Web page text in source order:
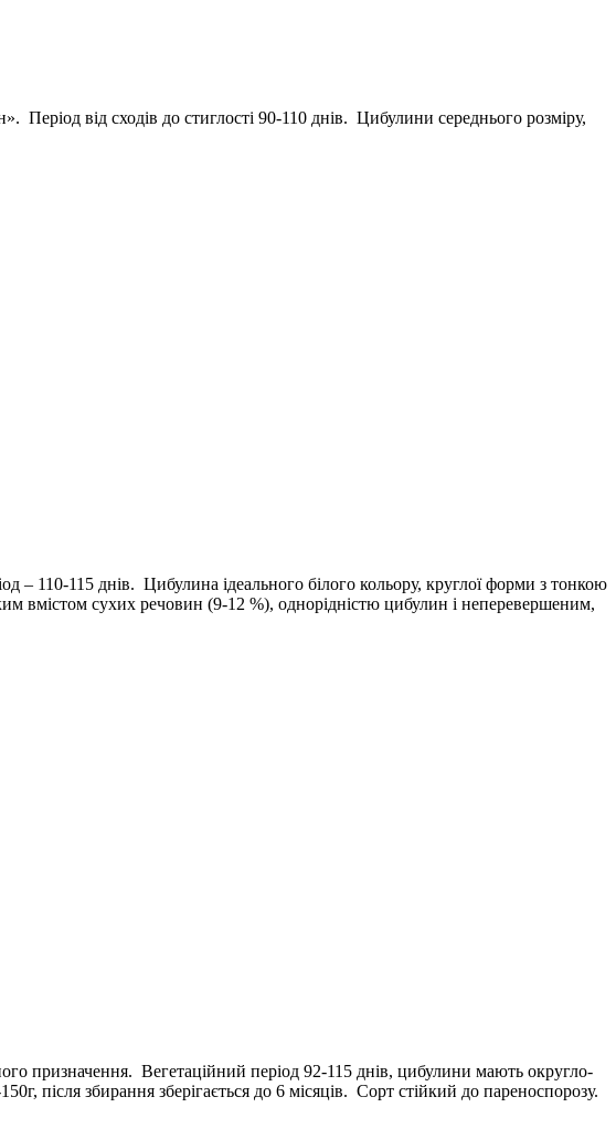
від сходів до стиглості 90-110 днів. Цибулини середнього розміру,
– 110-115 днів. Цибулина ідеального білого кольору, круглої форми з тонкою
вмістом сухих речовин (9-12 %), однорідністю цибулин і неперевершеним,
призначення. Вегетаційний період 92-115 днів, цибулини мають округло-
після збирання зберігається до 6 місяців. Сорт стійкий до пареноспорозу.